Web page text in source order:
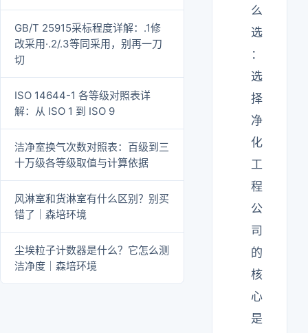
GB/T 25915采标程度详解：.1修
改采用·.2/.3等同采用，别再一刀
切
ISO 14644-1 各等级对照表详
解：从 ISO 1 到 ISO 9
洁净室换气次数对照表：百级到三
十万级各等级取值与计算依据
风淋室和货淋室有什么区别？别买
错了｜森培环境
尘埃粒子计数器是什么？它怎么测
洁净度｜森培环境
么
选
：
选
择
净
化
工
程
公
司
的
核
心
是